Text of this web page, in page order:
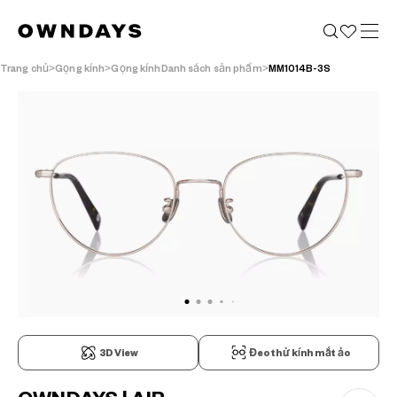
Trang chủ Gọng kính Gọng kínhDanh sách sản phẩm MM1014B-3S
3D View Đeo thử kính mắt ảo